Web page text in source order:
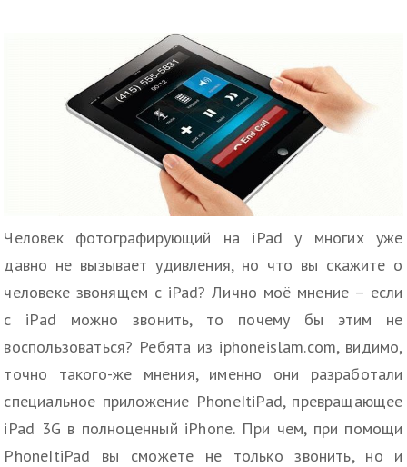
Человек фотографирующий на iPad у многих уже
давно не вызывает удивления, но что вы скажите о
человеке звонящем с iPad? Лично моё мнение – если
с iPad можно звонить, то почему бы этим не
воспользоваться? Ребята из iphoneislam.com, видимо,
точно такого-же мнения, именно они разработали
специальное приложение PhoneItiPad, превращающее
iPad 3G в полноценный iPhone. При чем, при помощи
PhoneItiPad вы сможете не только звонить, но и